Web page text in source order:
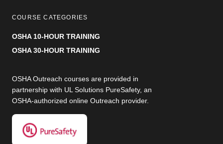
COURSE CATEGORIES
OSHA 10-HOUR TRAINING
OSHA 30-HOUR TRAINING
OSHA Outreach courses are provided in
partnership with UL Solutions PureSafety, an
OSHA-authorized online Outreach provider.